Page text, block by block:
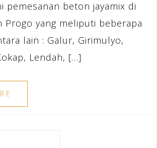
pemesanan beton jayamix di
Progo yang meliputi beberapa
lain : Galur, Girimulyo,
Lendah, […]